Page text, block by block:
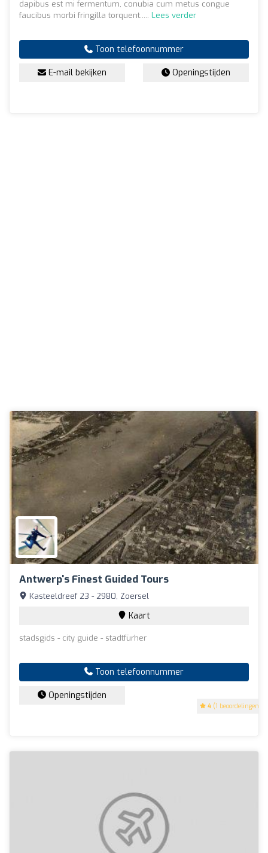
dapibus est mi fermentum, conubia cum metus congue
faucibus morbi fringilla torquent..... Lees verder
Toon telefoonnummer
E-mail bekijken Openingstijden
Antwerp's Finest Guided Tours
4 (1 beoordelingen)
Kasteeldreef 23 - 2980, Zoersel
Kaart
stadsgids - city guide - stadtfürher
Toon telefoonnummer
Openingstijden